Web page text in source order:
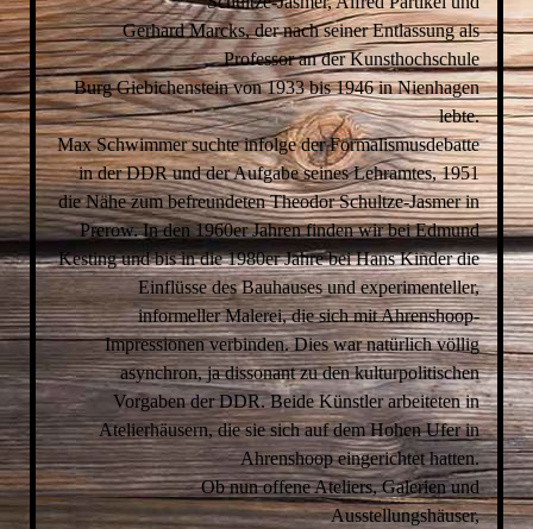
Gerhard Marcks, der nach seiner Entlassung als
Professor an der Kunsthochschule
Burg Giebichenstein von 1933 bis 1946 in Nienhagen
lebte.
Max Schwimmer suchte infolge der Formalismusdebatte
in der DDR und der Aufgabe seines Lehramtes, 1951
die Nähe zum befreundeten Theodor Schultze-Jasmer in
Prerow. In den 1960er Jahren finden wir bei Edmund
Kesting und bis in die 1980er Jahre bei Hans Kinder die
Einflüsse des Bauhauses und experimenteller,
informeller Malerei, die sich mit Ahrenshoop-
Impressionen verbinden. Dies war natürlich völlig
asynchron, ja dissonant zu den kulturpolitischen
Vorgaben der DDR. Beide Künstler arbeiteten in
Atelierhäusern, die sie sich auf dem Hohen Ufer in
Ahrenshoop eingerichtet hatten.
Ob nun offene Ateliers, Galerien und
Ausstellungshäuser,